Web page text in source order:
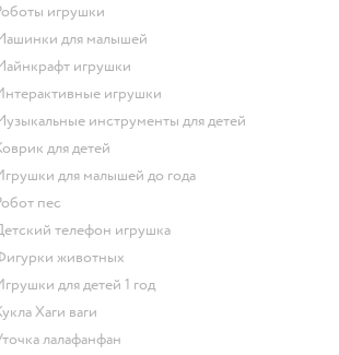
Роботы игрушки
Машинки для малышей
Майнкрафт игрушки
Интерактивные игрушки
Музыкальные инструменты для детей
Коврик для детей
Игрушки для малышей до года
Робот пес
Детский телефон игрушка
Фигурки животных
Игрушки для детей 1 год
Кукла Хаги ваги
Уточка лалафанфан